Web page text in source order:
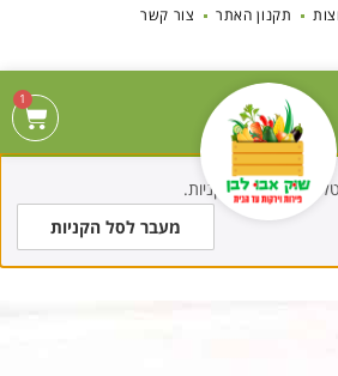
תקנון האתר
צור קשר
1
נוסף לסל הקניות.
מעבר לסל הקניות